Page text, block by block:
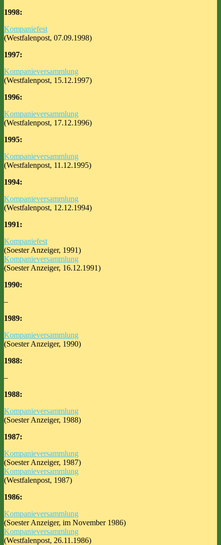
1998:
Kompaniefest
(Westfalenpost, 07.09.1998)
1997:
Kompanieversammlung
(Westfalenpost, 15.12.1997)
1996:
Kompanieversammlung
(Westfalenpost, 17.12.1996)
1995:
Kompanieversammlung
(Westfalenpost, 11.12.1995)
1994:
Kompanieversammlung
(Westfalenpost, 12.12.1994)
1991:
Kompaniefest
(Soester Anzeiger, 1991)
Kompanieversammlung
(Soester Anzeiger, 16.12.1991)
1990:
–
1989:
Kompanieversammlung
(Soester Anzeiger, 1990)
1988:
–
1988:
Kompanieversammlung
(Soester Anzeiger, 1988)
1987:
Kompanieversammlung
(Soester Anzeiger, 1987)
Kompanieversammlung
(Westfalenpost, 1987)
1986:
Kompanieversammlung
(Soester Anzeiger, im November 1986)
Kompanieversammlung
(Westfalenpost, 26.11.1986)